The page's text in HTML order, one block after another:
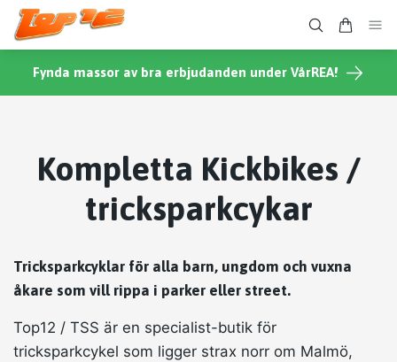
Fynda massor av bra erbjudanden under VårREA!
Kompletta Kickbikes /
tricksparkcykar
Tricksparkcyklar för alla barn, ungdom och vuxna
åkare som vill rippa i parker eller street.
Top12 / TSS är en specialist-butik för
tricksparkcykel som ligger strax norr om Malmö,